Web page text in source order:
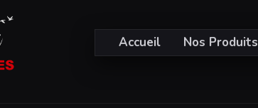
Accueil Nos Produits